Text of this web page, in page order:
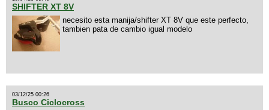
SHIFTER XT 8V
necesito esta manija/shifter XT 8V que este perfecto,
tambien pata de cambio igual modelo
03/12/25 00:26
Busco Ciclocross